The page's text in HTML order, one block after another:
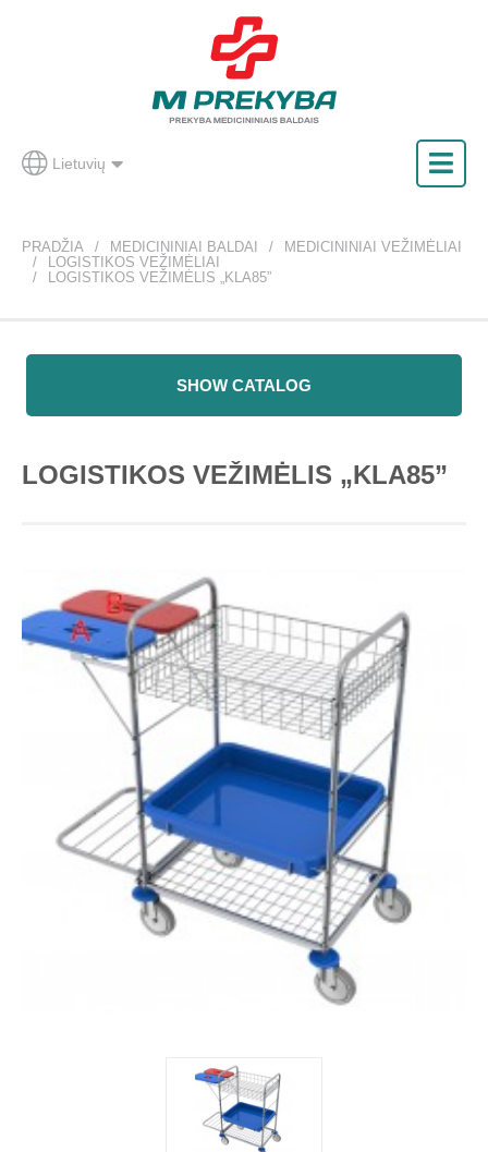
Lietuvių
PRADŽIA MEDICININIAI BALDAI
MEDICININIAI VEŽIMĖLIAI
LOGISTIKOS VEŽIMĖLIAI
LOGISTIKOS VEŽIMĖLIS „KLA85”
SHOW CATALOG
LOGISTIKOS VEŽIMĖLIS „KLA85”